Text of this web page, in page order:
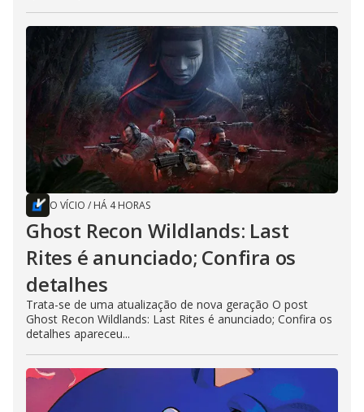
O VÍCIO / HÁ 4 HORAS
Ghost Recon Wildlands: Last
Rites é anunciado; Confira os
detalhes
Trata-se de uma atualização de nova geração O post
Ghost Recon Wildlands: Last Rites é anunciado; Confira os
detalhes apareceu...